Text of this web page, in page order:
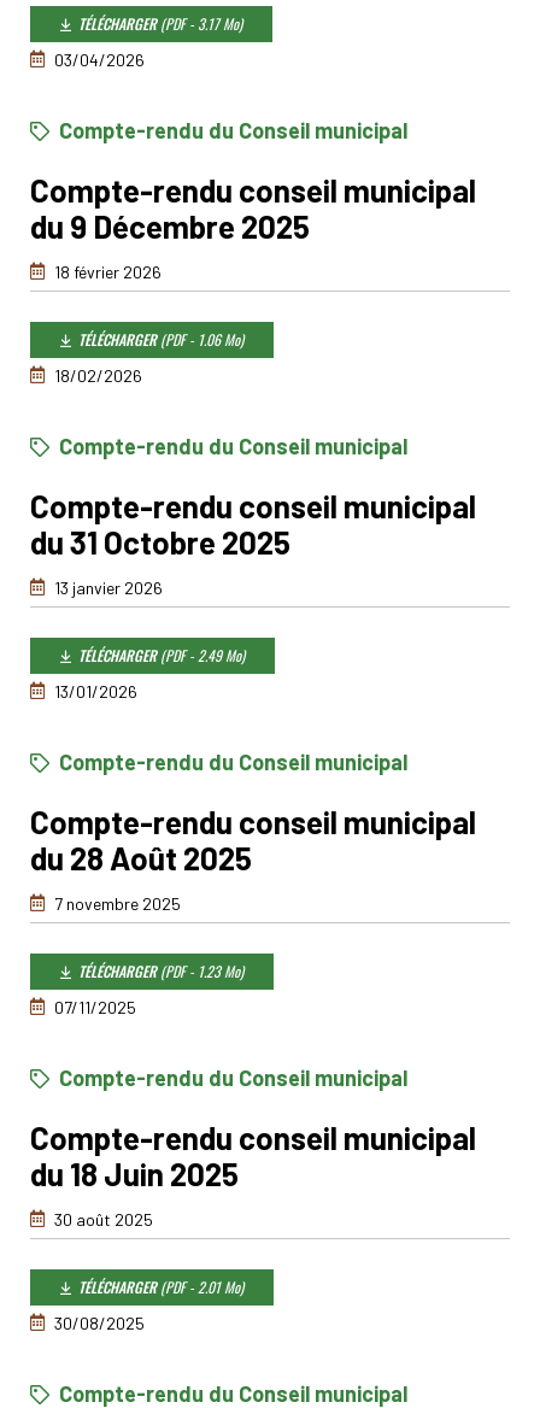
TÉLÉCHARGER(PDF - 3.17 Mo)
03/04/2026
Compte-rendu du Conseil municipal
Compte-rendu conseil municipal
du 9 Décembre 2025
18 février 2026
TÉLÉCHARGER(PDF - 1.06 Mo)
18/02/2026
Compte-rendu du Conseil municipal
Compte-rendu conseil municipal
du 31 Octobre 2025
13 janvier 2026
TÉLÉCHARGER(PDF - 2.49 Mo)
13/01/2026
Compte-rendu du Conseil municipal
Compte-rendu conseil municipal
du 28 Août 2025
7 novembre 2025
TÉLÉCHARGER(PDF - 1.23 Mo)
07/11/2025
Compte-rendu du Conseil municipal
Compte-rendu conseil municipal
du 18 Juin 2025
30 août 2025
TÉLÉCHARGER(PDF - 2.01 Mo)
30/08/2025
Compte-rendu du Conseil municipal